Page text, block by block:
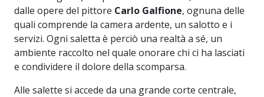
dalle opere del pittore Carlo Galfione, ognuna delle
quali comprende la camera ardente, un salotto e i
servizi. Ogni saletta è perciò una realtà a sé, un
ambiente raccolto nel quale onorare chi ci ha lasciati
e condividere il dolore della scomparsa.
Alle salette si accede da una grande corte centrale,